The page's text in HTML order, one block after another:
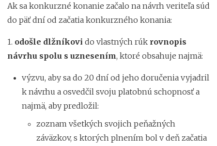
Ak sa konkurzné konanie začalo na návrh veriteľa súd
do päť dní od začatia konkurzného konania:
1. odošle dlžníkovi do vlastných rúk rovnopis
návrhu spolu s uznesením, ktoré obsahuje najmä:
výzvu, aby sa do 20 dní od jeho doručenia vyjadril
k návrhu a osvedčil svoju platobnú schopnosť a
najmä, aby predložil:
zoznam všetkých svojich peňažných
záväzkov, s ktorých plnením bol v deň začatia